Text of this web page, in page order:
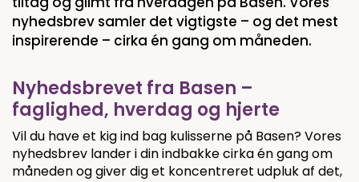
nyhedsbrev samler det vigtigste – og det mest
inspirerende – cirka én gang om måneden.
Nyhedsbrevet fra Basen –
faglighed, hverdag og hjerte
Vil du have et kig ind bag kulisserne på Basen? Vores
nyhedsbrev lander i din indbakke cirka én gang om
måneden og giver dig et koncentreret udpluk af det,